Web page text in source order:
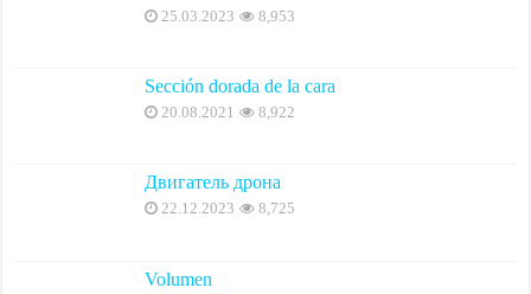
25.03.2023 8,953
Sección dorada de la cara
20.08.2021 8,922
Двигатель дрона
22.12.2023 8,725
Volumen